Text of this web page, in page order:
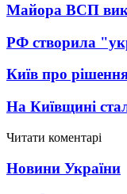
Майора ВСП
РФ створила
Київ про
На Київщині
Читати коментарі
Новини України